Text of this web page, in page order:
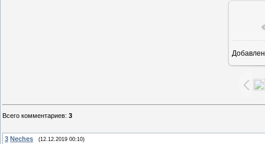
Всего комментариев: 3
3 Neches (12.12.2019 00:10)